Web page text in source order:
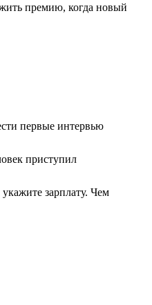
премию, когда новый
первые интервью
приступил
зарплату. Чем